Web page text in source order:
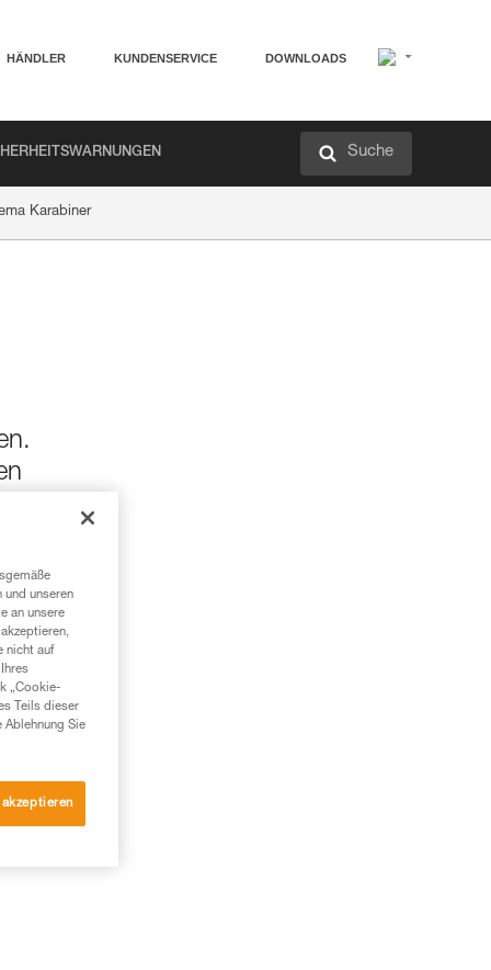
HÄNDLER KUNDENSERVICE DOWNLOADS
Suche
Karabiner
und unseren
an unsere
nicht auf
„Cookie-
Teils dieser
Ablehnung Sie